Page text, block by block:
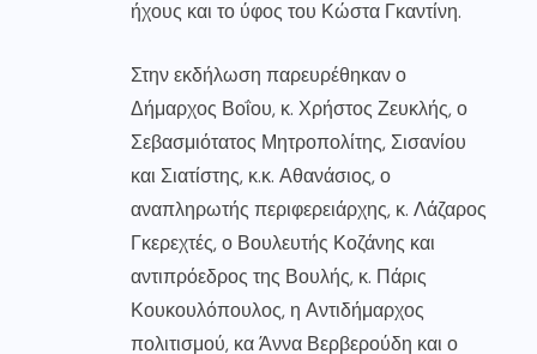
ήχους και το ύφος του Κώστα Γκαντίνη.
Στην εκδήλωση παρευρέθηκαν ο
Δήμαρχος Βοΐου, κ. Χρήστος Ζευκλής, ο
Σεβασμιότατος Μητροπολίτης, Σισανίου
και Σιατίστης, κ.κ. Αθανάσιος, ο
αναπληρωτής περιφερειάρχης, κ. Λάζαρος
Γκερεχτές, ο Βουλευτής Κοζάνης και
αντιπρόεδρος της Βουλής, κ. Πάρις
Κουκουλόπουλος, η Αντιδήμαρχος
πολιτισμού, κα Άννα Βερβερούδη και ο